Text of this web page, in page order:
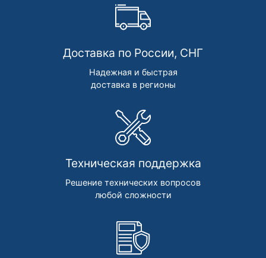
Доставка по России, СНГ
Надежная и быстрая
доставка в регионы
Техническая поддержка
Решение технических вопросов
любой сложности